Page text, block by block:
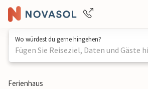
Wo würdest du gerne hingehen?
Fügen Sie Reiseziel, Daten und Gäste
1 / 35
Ferienhaus